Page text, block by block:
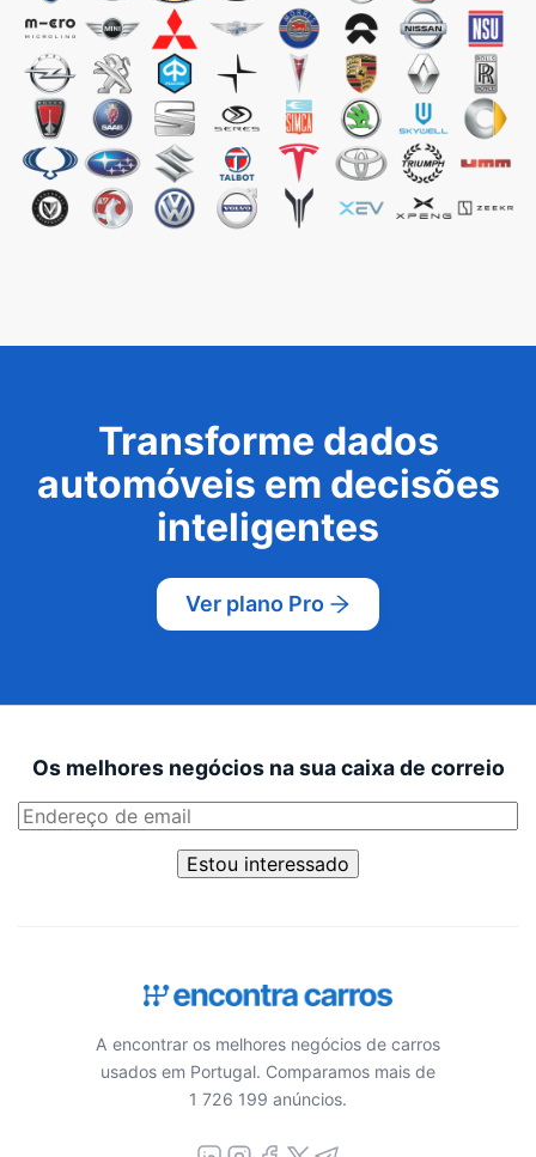
Transforme dados
automóveis em decisões
inteligentes
Ver plano Pro
Os melhores negócios na sua caixa de correio
Estou interessado
A encontrar os melhores negócios de carros
usados em Portugal. Comparamos mais de
1 726 199 anúncios.